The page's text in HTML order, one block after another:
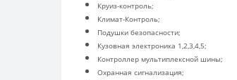
Круиз-контроль;
Климат-Контроль;
Подушки безопасности;
Кузовная электроника 1,2,3,4,5;
Контроллер мультиплексной шины;
Охранная сигнализация;